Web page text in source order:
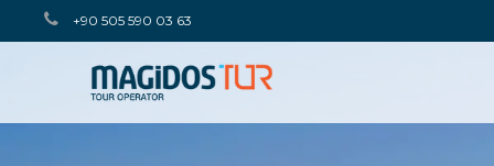
+90 505 590 03 63